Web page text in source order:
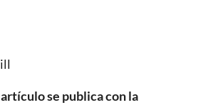
se publica con la